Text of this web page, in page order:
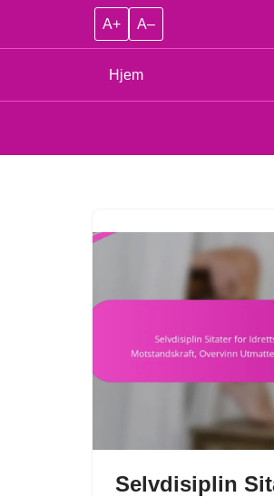
A+ A–
Hjem
Selvdisiplin